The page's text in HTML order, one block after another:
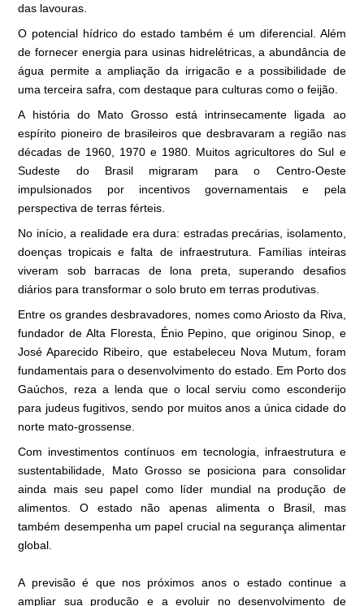
das lavouras.
O potencial hídrico do estado também é um diferencial. Além
de fornecer energia para usinas hidrelétricas, a abundância de
água permite a ampliação da irrigacão e a possibilidade de
uma terceira safra, com destaque para culturas como o feijão.
A história do Mato Grosso está intrinsecamente ligada ao
espírito pioneiro de brasileiros que desbravaram a região nas
décadas de 1960, 1970 e 1980. Muitos agricultores do Sul e
Sudeste do Brasil migraram para o Centro-Oeste
impulsionados por incentivos governamentais e pela
perspectiva de terras férteis.
No início, a realidade era dura: estradas precárias, isolamento,
doenças tropicais e falta de infraestrutura. Famílias inteiras
viveram sob barracas de lona preta, superando desafios
diários para transformar o solo bruto em terras produtivas.
Entre os grandes desbravadores, nomes como Ariosto da Riva,
fundador de Alta Floresta, Énio Pepino, que originou Sinop, e
José Aparecido Ribeiro, que estabeleceu Nova Mutum, foram
fundamentais para o desenvolvimento do estado. Em Porto dos
Gaúchos, reza a lenda que o local serviu como esconderijo
para judeus fugitivos, sendo por muitos anos a única cidade do
norte mato-grossense.
Com investimentos contínuos em tecnologia, infraestrutura e
sustentabilidade, Mato Grosso se posiciona para consolidar
ainda mais seu papel como líder mundial na produção de
alimentos. O estado não apenas alimenta o Brasil, mas
também desempenha um papel crucial na segurança alimentar
global.
A previsão é que nos próximos anos o estado continue a
ampliar sua produção e a evoluir no desenvolvimento de